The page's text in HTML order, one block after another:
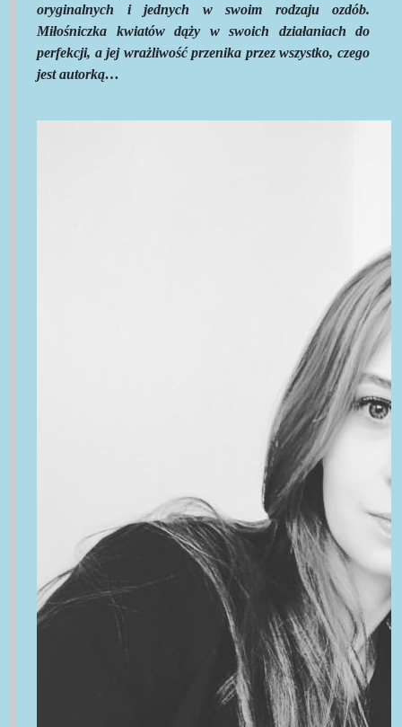
oryginalnych i jednych w swoim rodzaju ozdób.
Miłośniczka kwiatów dąży w swoich działaniach do
perfekcji, a jej wrażliwość przenika przez wszystko, czego
jest autorką…